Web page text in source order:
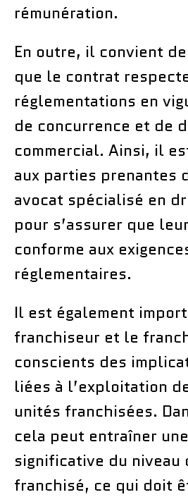
rémunération.
En outre, il convient
que le contrat
réglementations en
de concurrence et de
commercial. Ainsi, il
aux parties prenantes
avocat spécialisé en
pour s’assurer que
conforme aux
réglementaires.
Il est également
franchiseur et le
conscients des
liées à l’exploitation
unités franchisées.
cela peut entraîner
significative du niveau
franchisé, ce qui doit